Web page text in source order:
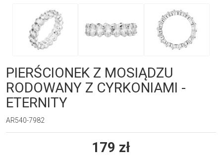
PIERŚCIONEK Z MOSIĄDZU
RODOWANY Z CYRKONIAMI -
ETERNITY
AR540-7982
179 zł